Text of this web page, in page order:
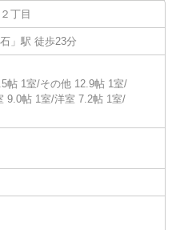
２丁目
」駅 徒歩23分
帖 1室/その他 12.9帖 1室/
9.0帖 1室/洋室 7.2帖 1室/